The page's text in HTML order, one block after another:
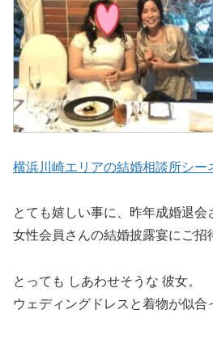
横浜川崎エリアの結婚相談所シー
とても嬉しい事に、昨年成婚退会
女性会員さんの結婚披露宴にご招
とっても しあわせそうな 彼女。
ウェディングドレスと着物が似合